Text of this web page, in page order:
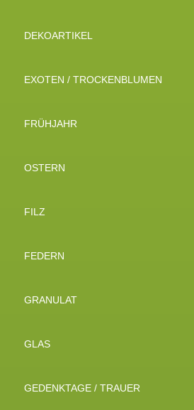
DEKOARTIKEL
EXOTEN / TROCKENBLUMEN
FRÜHJAHR
OSTERN
FILZ
FEDERN
GRANULAT
GLAS
GEDENKTAGE / TRAUER